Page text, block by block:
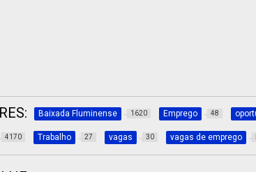
Baixada Fluminense 1620 Emprego 48
4170 Trabalho 27 vagas 30 vagas de emprego